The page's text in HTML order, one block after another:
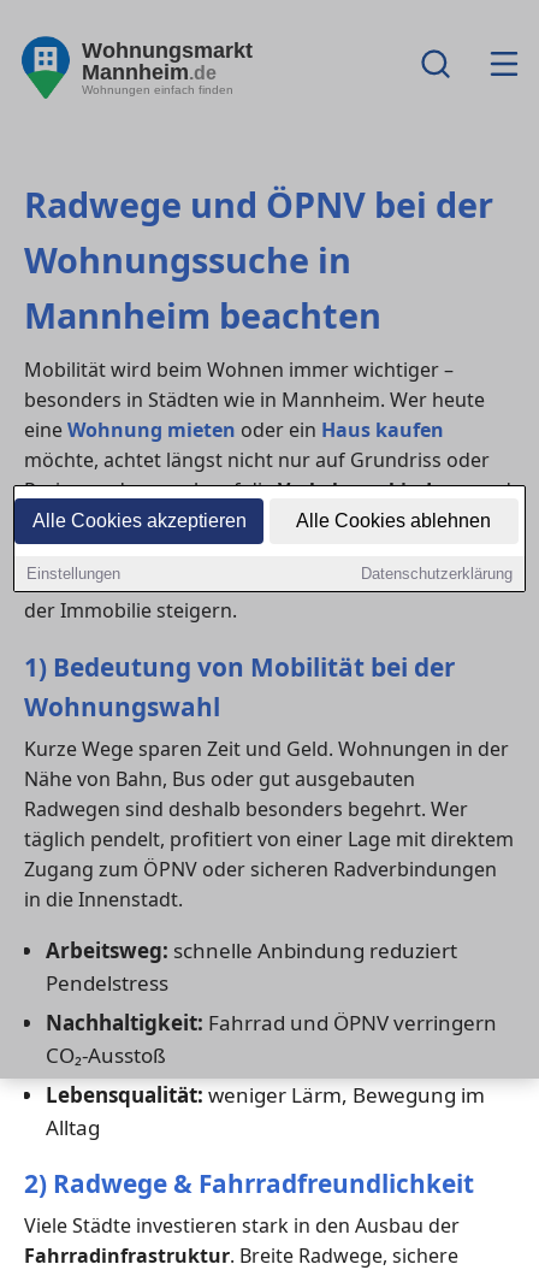
Alle Cookies akzeptieren Alle Cookies ablehnen
Einstellungen Datenschutzerklärung
Wohnungsmarkt
Mannheim.de
Wohnungen einfach finden
Radwege und ÖPNV bei der
Wohnungssuche in
Mannheim beachten
Mobilität wird beim Wohnen immer wichtiger –
besonders in Städten wie in Mannheim. Wer heute
eineWohnung mieten oder ein Haus kaufen
möchte, achtet längst nicht nur auf Grundriss oder
Preis, sondern auch auf dieVerkehrsanbindungund
nachhaltige Mobilitätsmöglichkeiten. Eine gute
Anbindung anRadwegeund
entscheidend erleichtern – und langfristig den Wert
der Immobilie steigern.
1) Bedeutung von Mobilität bei der
Wohnungswahl
Kurze Wege sparen Zeit und Geld. Wohnungen in der
Nähe von Bahn, Bus oder gut ausgebauten
Radwegen sind deshalb besonders begehrt. Wer
täglich pendelt, profitiert von einer Lage mit direktem
Zugang zum ÖPNV oder sicheren Radverbindungen
in die Innenstadt.
Arbeitsweg: schnelle Anbindung reduziert
Pendelstress
Nachhaltigkeit: Fahrrad und ÖPNV verringern
CO₂-Ausstoß
Lebensqualität: weniger Lärm, Bewegung im
Alltag
2) Radwege & Fahrradfreundlichkeit
Viele Städte investieren stark in den Ausbau der
Fahrradinfrastruktur. Breite Radwege, sichere